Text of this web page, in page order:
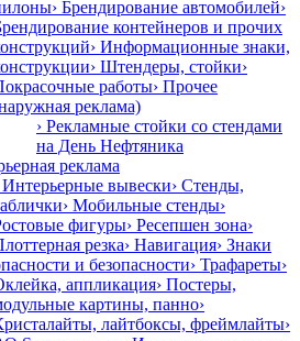
› Брендирование автомобилей›
контейнеров и прочих
› Информационные знаки,
› Штендеры, стойки›
работы› Прочее
реклама)
› Рекламные стойки со стендами
на День Нефтяника
реклама
Интерьерные вывески› Стенды,
› Мобильные стенды›
фигуры› Ресепшен зона›
резка› Навигация› Знаки
и безопасности› Трафареты›
аппликация› Постеры,
картины, панно›
лайтбоксы, фреймлайты›